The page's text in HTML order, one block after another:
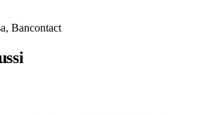
Bancontact